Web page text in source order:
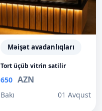
Məişət avadanlıqları
Tort üçüb vitrin satilir
650 AZN
Bakı 01 Avqust